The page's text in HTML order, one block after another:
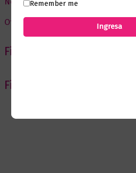
Ofertas
Filtrar por Autor
Filtrar por editorial
Remember me
Ingresa